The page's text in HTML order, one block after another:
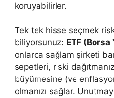
koruyabilirler.
Tek tek hisse seçmek
biliyorsunuz: ETF (Borsa
onlarca sağlam şirketi
sepetleri, riski
büyümesine (ve
olmanızı sağlar.